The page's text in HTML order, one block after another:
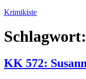
Zum
springen
Krimikiste
Schlagwort:
KK 572: